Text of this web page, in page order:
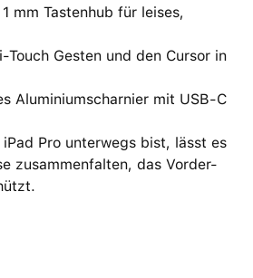
mm Tastenhub für leises,
Gesten und den Cursor in
Aluminiumscharnier mit USB‑C
Pro unterwegs bist, lässt es
zusammenfalten, das Vorder‑